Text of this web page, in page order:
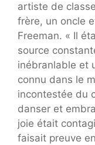
artiste de
frère, un oncle
Freeman. « Il
source
inébranlable et
connu dans le
incontestée du
danser et
joie était
faisait preuve